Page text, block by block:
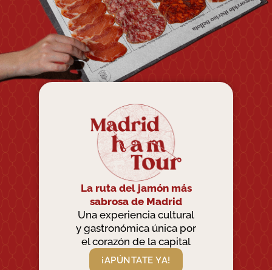
La ruta del jamón más
sabrosa de Madrid
Una experiencia cultural
y gastronómica única por
el corazón de la capital
¡APÚNTATE YA!